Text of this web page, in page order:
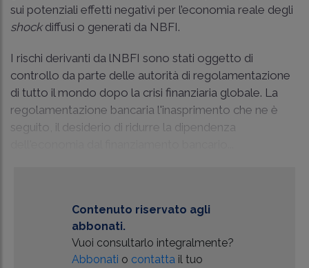
sui potenziali effetti negativi per l’economia reale degli
shockdiffusi o generati da NBFI.
I rischi derivanti da lNBFI sono stati oggetto di
controllo da parte delle autorità di regolamentazione
di tutto il mondo dopo la crisi finanziaria globale. La
regolamentazione bancaria l'inasprimento che ne è
seguito, il desiderio di ridurre la dipendenza
Contenuto riservato agli
abbonati.
Vuoi consultarlo integralmente?
Abbonati o contattail tuo